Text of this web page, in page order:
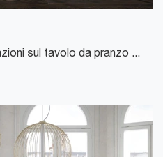
Vuoi avere ulteriori informazioni sul tavolo da pranzo Sipario Ext di Tonin Casa? Clicca e ottieni informazioni sui modelli allungabili dell'azienda.